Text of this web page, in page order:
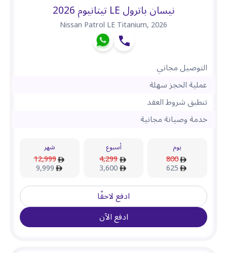
نيسان باترول LE تيتانيوم 2026
Nissan Patrol LE Titanium,2026
التوصيل مجاني
عملية الحجز سهلة
تنطبق شروط العقد
خدمة وصيانة مجانية
يوم
800
625
أسبوع
4,299
3,600
شهر
12,999
9,999
ادفع لاحقًا
ادفع الآن